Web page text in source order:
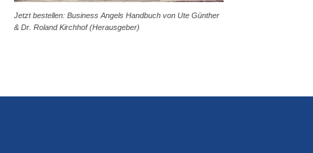
Jetzt bestellen: Business Angels Handbuch von Ute Günther
& Dr. Roland Kirchhof (Herausgeber)